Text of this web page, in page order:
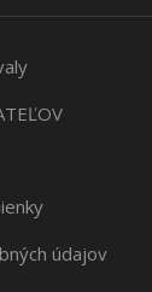
údajov